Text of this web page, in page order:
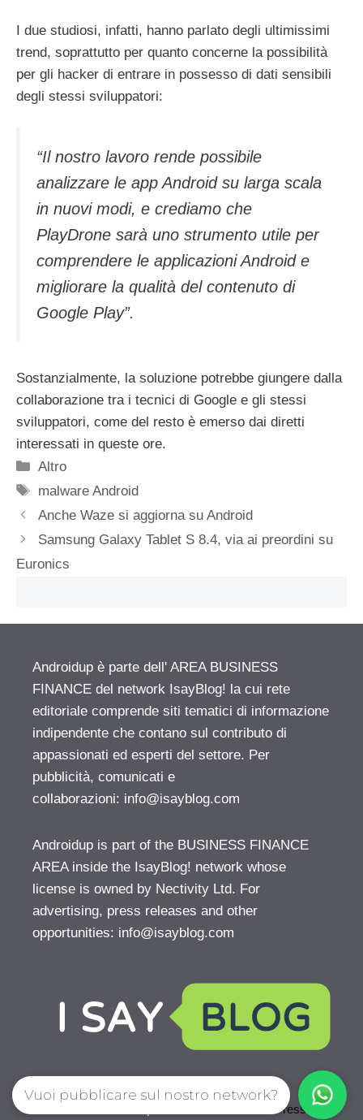
I due studiosi, infatti, hanno parlato degli ultimissimi
trend, soprattutto per quanto concerne la possibilità
per gli hacker di entrare in possesso di dati sensibili
degli stessi sviluppatori:
“Il nostro lavoro rende possibile
analizzare le app Android su larga scala
in nuovi modi, e crediamo che
PlayDrone sarà uno strumento utile per
comprendere le applicazioni Android e
migliorare la qualità del contenuto di
Google Play”.
Sostanzialmente, la soluzione potrebbe giungere dalla
collaborazione tra i tecnici di Google e gli stessi
sviluppatori, come del resto è emerso dai diretti
interessati in queste ore.
Categorie
Altro
Tag
malware Android
Anche Waze si aggiorna su Android
Samsung Galaxy Tablet S 8.4, via ai preordini su
Euronics
Androidup è parte dell' AREA BUSINESS
FINANCE del network IsayBlog! la cui rete
editoriale comprende siti tematici di informazione
indipendente che contano sul contributo di
appassionati ed esperti del settore. Per
pubblicità, comunicati e
collaborazioni: info@isayblog.com
Androidup is part of the BUSINESS FINANCE
AREA inside the IsayBlog! network whose
license is owned by Nectivity Ltd. For
advertising, press releases and other
opportunities: info@isayblog.com
GeneratePress
Vuoi pubblicare sul nostro network?